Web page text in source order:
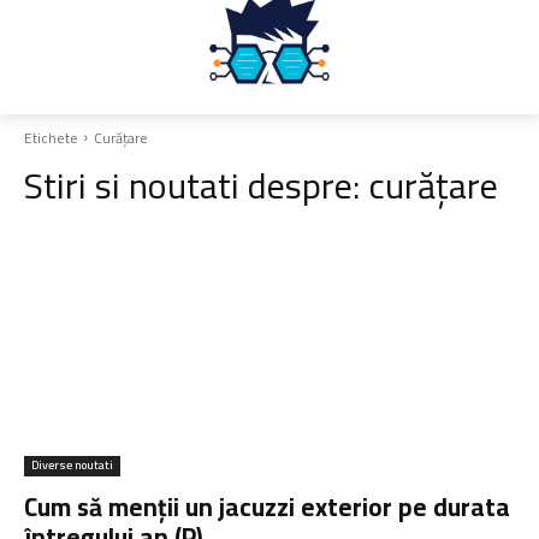
Etichete Curățare
Stiri si noutati despre:curățare
Diverse noutati
Cum să menții un jacuzzi exterior pe durata